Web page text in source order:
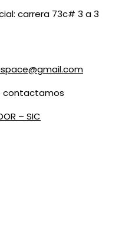
carrera 73c# 3 a 3
contactamos
– SIC